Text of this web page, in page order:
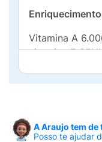
Vitamina A
vitamina E
B2 3mg,
10mcg,
40mg, iodo
38mg, selênio
A Araujo tem de
Posso te ajudar